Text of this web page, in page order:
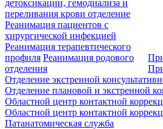
детоксикации, гемодиализа и
переливания крови отделение
Реанимация пациентов с
хирургической инфекцией
Реанимация терапевтического
профиля Реанимация родового
отделения
Отделение экстренной
Отделение плановой и экстренной
Областной центр контактной
Областной центр контактной
Патанатомическая служба